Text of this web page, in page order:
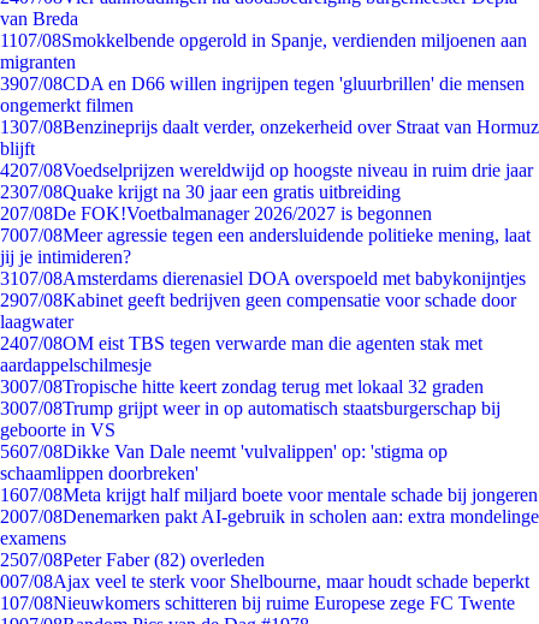
van Breda
1107/08Smokkelbende opgerold in Spanje, verdienden miljoenen aan
migranten
3907/08CDA en D66 willen ingrijpen tegen 'gluurbrillen' die mensen
ongemerkt filmen
1307/08Benzineprijs daalt verder, onzekerheid over Straat van Hormuz
blijft
4207/08Voedselprijzen wereldwijd op hoogste niveau in ruim drie jaar
2307/08Quake krijgt na 30 jaar een gratis uitbreiding
207/08De FOK!Voetbalmanager 2026/2027 is begonnen
7007/08Meer agressie tegen een andersluidende politieke mening, laat
jij je intimideren?
3107/08Amsterdams dierenasiel DOA overspoeld met babykonijntjes
2907/08Kabinet geeft bedrijven geen compensatie voor schade door
laagwater
2407/08OM eist TBS tegen verwarde man die agenten stak met
aardappelschilmesje
3007/08Tropische hitte keert zondag terug met lokaal 32 graden
3007/08Trump grijpt weer in op automatisch staatsburgerschap bij
geboorte in VS
5607/08Dikke Van Dale neemt 'vulvalippen' op: 'stigma op
schaamlippen doorbreken'
1607/08Meta krijgt half miljard boete voor mentale schade bij jongeren
2007/08Denemarken pakt AI-gebruik in scholen aan: extra mondelinge
examens
2507/08Peter Faber (82) overleden
007/08Ajax veel te sterk voor Shelbourne, maar houdt schade beperkt
107/08Nieuwkomers schitteren bij ruime Europese zege FC Twente